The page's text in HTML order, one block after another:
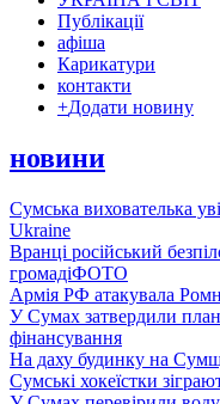
Публікації
афіша
Карикатури
контакти
+Додати новину
новини
Сумська вихователька
Ukraine
Вранці російський
громадіФОТО
Армія РФ атакувала
У Сумах затвердили план
фінансування
На даху будинку на
Сумські хокеїстки